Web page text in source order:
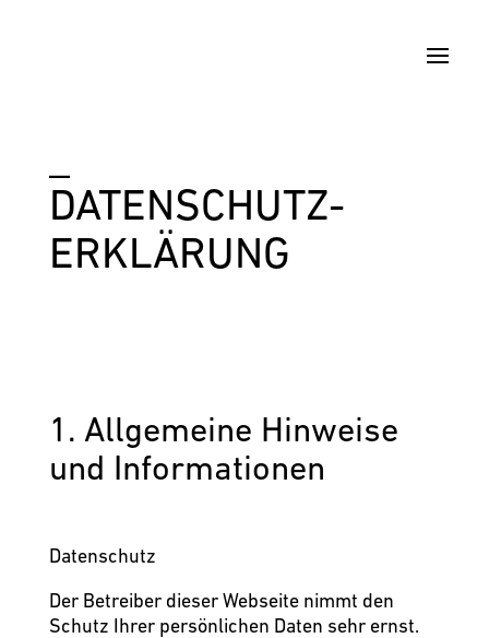
DATEN­SCHUTZ­
ERKLÄRUNG
1. Allgemeine Hinweise
und Informationen
Datenschutz
Der Betreiber dieser Webseite nimmt den
Schutz Ihrer persönlichen Daten sehr ernst.